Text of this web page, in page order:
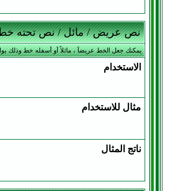
نص عريض / مائل / نص تحته
يمكنك جعل الخط عريضآ ، مائلاً أو أسفله خط وذلك
الاستخدام
مثال للاستخدام
ناتج المثال